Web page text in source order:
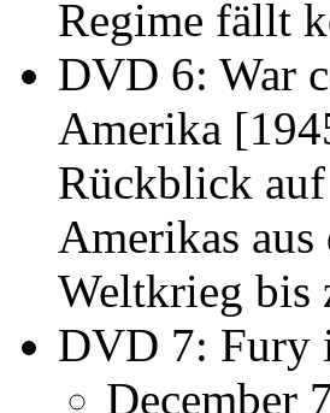
Regime fällt
DVD 6: War
Amerika
Rückblick auf
Amerikas
Weltkrieg bis
DVD 7: Fury
December